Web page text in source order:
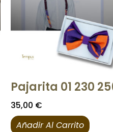
Pajarita 01 230
35,00 €
Añadir Al Carrito